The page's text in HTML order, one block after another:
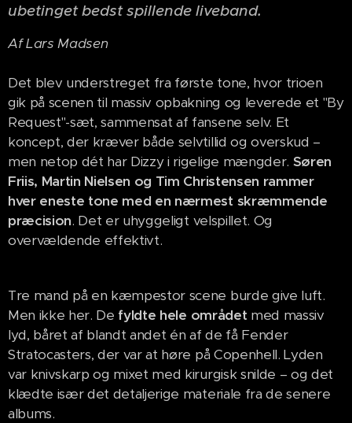
ubetinget bedst spillende liveband.
Af Lars Madsen
Det blev understreget fra første tone, hvor trioen
gik på scenen til massiv opbakning og leverede et "By
Request"-sæt, sammensat af fansene selv. Et
koncept, der kræver både selvtillid og overskud –
men netop dét har Dizzy i rigelige mængder. Søren
Friis, Martin Nielsen og Tim Christensen rammer
hver eneste tone med en nærmest skræmmende
præcision. Det er uhyggeligt velspillet. Og
overvældende effektivt.
Tre mand på en kæmpestor scene burde give luft.
Men ikke her. De fyldte hele områdetmed massiv
lyd, båret af blandt andet én af de få Fender
Stratocasters, der var at høre på Copenhell. Lyden
var knivskarp og mixet med kirurgisk snilde – og det
klædte især det detaljerige materiale fra de senere
albums.